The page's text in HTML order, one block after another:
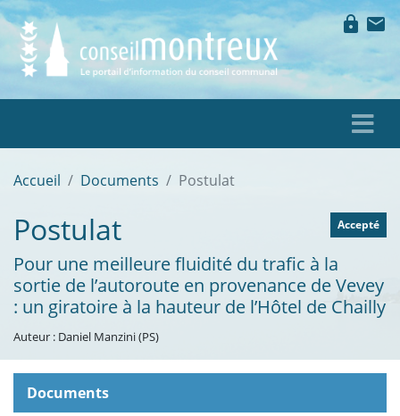
lock mail
Accueil Documents Postulat
Accepté
Postulat
Pour une meilleure fluidité du trafic à la
sortie de l’autoroute en provenance de Vevey
: un giratoire à la hauteur de l’Hôtel de Chailly
Auteur : Daniel Manzini (PS)
Documents